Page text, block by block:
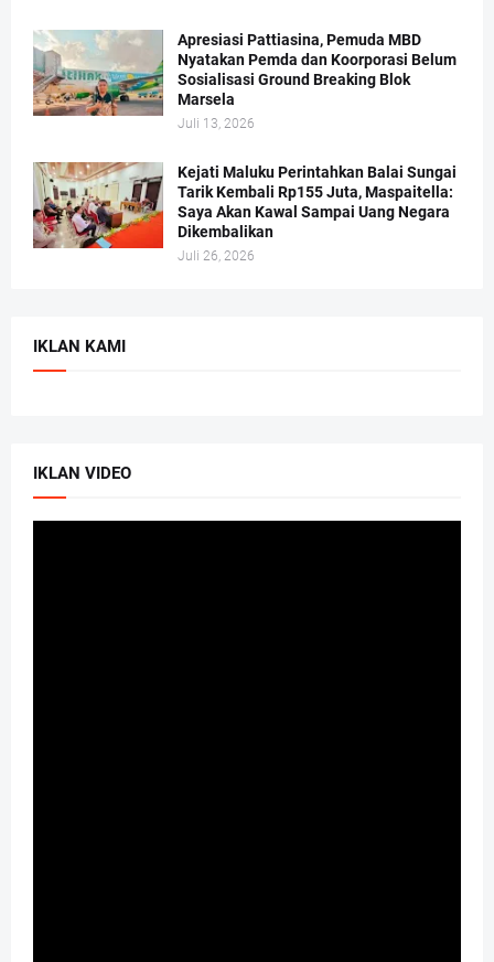
Apresiasi Pattiasina, Pemuda MBD
Nyatakan Pemda dan Koorporasi Belum
Sosialisasi Ground Breaking Blok
Marsela
Juli 13, 2026
Kejati Maluku Perintahkan Balai Sungai
Tarik Kembali Rp155 Juta, Maspaitella:
Saya Akan Kawal Sampai Uang Negara
Dikembalikan
Juli 26, 2026
IKLAN KAMI
IKLAN VIDEO